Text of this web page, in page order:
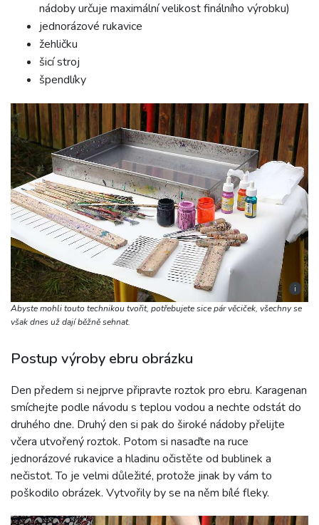
nádoby určuje maximální velikost finálního výrobku)
jednorázové rukavice
žehličku
šicí stroj
špendlíky
i
Abyste mohli touto technikou tvořit, potřebujete sice pár věciček, všechny se
však dnes už dají běžně sehnat.
Postup výroby ebru obrázku
Den předem si nejprve připravte roztok pro ebru. Karagenan
smíchejte podle návodu s teplou vodou a nechte odstát do
druhého dne. Druhý den si pak do široké nádoby přelijte
včera utvořený roztok. Potom si nasaďte na ruce
jednorázové rukavice a hladinu očistěte od bublinek a
nečistot. To je velmi důležité, protože jinak by vám to
poškodilo obrázek. Vytvořily by se na něm bílé fleky.